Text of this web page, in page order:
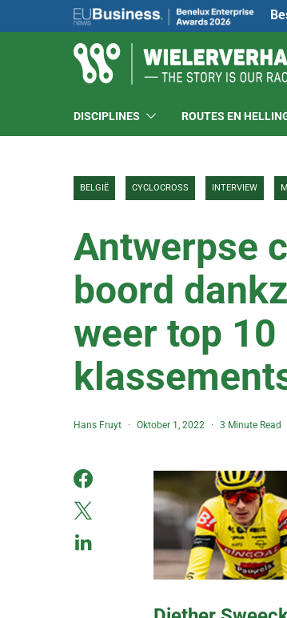
DISCIPLINES ROUTES EN
BELGIË CYCLOCROSS INTERVIEW
Antwerpse
boord
weer top
Hans Fruyt Oktober 1, 2022 3 Minute Read